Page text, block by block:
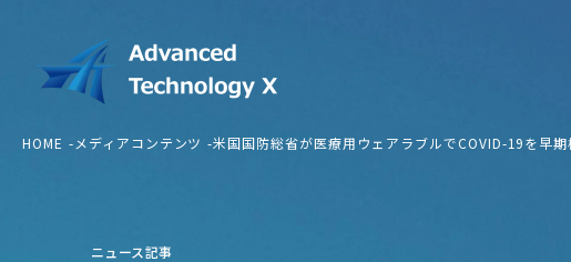
HOME メディアコンテンツ 米国国防総省が医療用ウェアラブルでCOVID-19を早
ニュース記事